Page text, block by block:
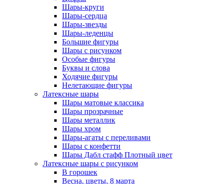
Шары-круги
Шары-сердца
Шары-звезды
Шары-леденцы
Большие фигуры
Шары с рисунком
Особые фигуры
Буквы и слова
Ходячие фигуры
Нелетающие фигуры
Латексные шары
Шары матовые классика
Шары прозрачные
Шары металлик
Шары хром
Шары-агаты с переливами
Шары с конфетти
Шары Дабл стафф Плотный цвет
Латексные шары с рисунком
В горошек
Весна, цветы, 8 марта